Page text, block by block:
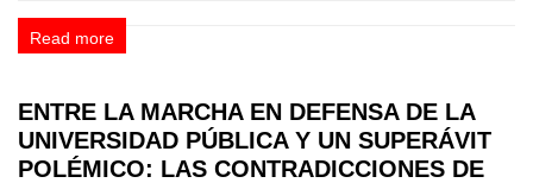
Read more
ENTRE LA MARCHA EN DEFENSA DE LA
UNIVERSIDAD PÚBLICA Y UN SUPERÁVIT
POLÉMICO: LAS CONTRADICCIONES DE